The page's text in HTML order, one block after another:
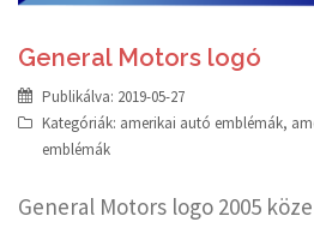
General Motors logó
Publikálva: 2019-05-27
Kategóriák: amerikai autó emblémák,
emblémák
General Motors logo 2005